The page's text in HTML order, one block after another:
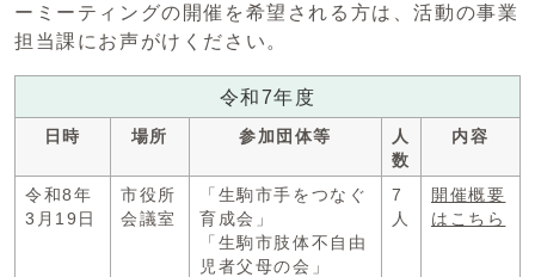
ーミーティングの開催を希望される方は、活動の事業
担当課にお声がけください。
令和7年度
日時 場所 参加団体等
人
数
内容
令和8年
3月19日
市役所
会議室
「生駒市手をつなぐ
育成会」
「生駒市肢体不自由
児者父母の会」
7
人
開催概要
はこちら